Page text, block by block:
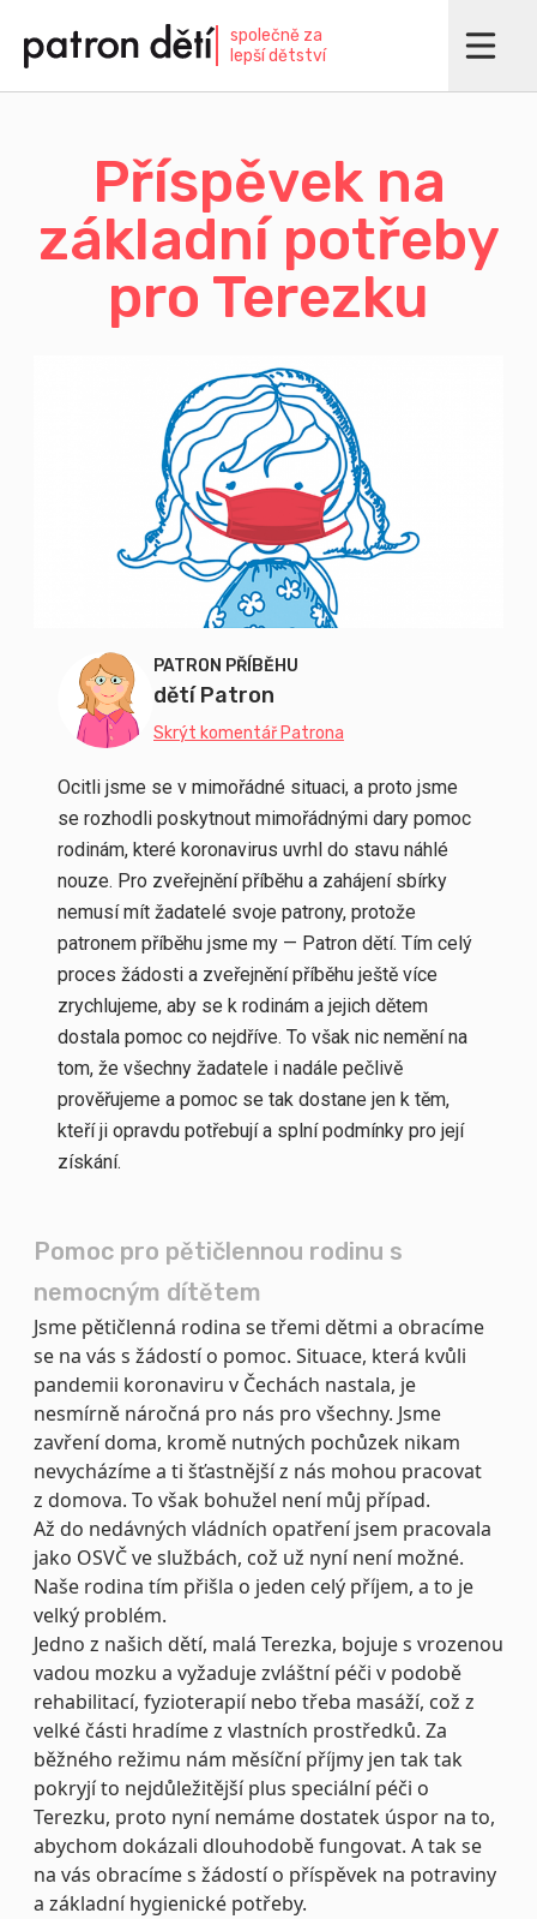
hlavnímu
obsahu
společně za
lepší dětství
Příspěvek na
základní potřeby
pro Terezku
PATRON PŘÍBĚHU
dětí Patron
Skrýt komentář Patrona
Ocitli jsme se v mimořádné situaci, a proto jsme
se rozhodli poskytnout mimořádnými dary pomoc
rodinám, které koronavirus uvrhl do stavu náhlé
nouze. Pro zveřejnění příběhu a zahájení sbírky
nemusí mít žadatelé svoje patrony, protože
patronem příběhu jsme my — Patron dětí. Tím celý
proces žádosti a zveřejnění příběhu ještě více
zrychlujeme, aby se k rodinám a jejich dětem
dostala pomoc co nejdříve. To však nic nemění na
tom, že všechny žadatele i nadále pečlivě
prověřujeme a pomoc se tak dostane jen k těm,
kteří ji opravdu potřebují a splní podmínky pro její
získání.
Pomoc pro pětičlennou rodinu s
nemocným dítětem
Jsme pětičlenná rodina se třemi dětmi a obracíme
se na vás s žádostí o pomoc. Situace, která kvůli
pandemii koronaviru v Čechách nastala, je
nesmírně náročná pro nás pro všechny. Jsme
zavření doma, kromě nutných pochůzek nikam
nevycházíme a ti šťastnější z nás mohou pracovat
z domova. To však bohužel není můj případ.
Až do nedávných vládních opatření jsem pracovala
jako OSVČ ve službách, což už nyní není možné.
Naše rodina tím přišla o jeden celý příjem, a to je
velký problém.
Jedno z našich dětí, malá Terezka, bojuje s vrozenou
vadou mozku a vyžaduje zvláštní péči v podobě
rehabilitací, fyzioterapií nebo třeba masáží, což z
velké části hradíme z vlastních prostředků. Za
běžného režimu nám měsíční příjmy jen tak tak
pokryjí to nejdůležitější plus speciální péči o
Terezku, proto nyní nemáme dostatek úspor na to,
abychom dokázali dlouhodobě fungovat. A tak se
na vás obracíme s žádostí o příspěvek na potraviny
a základní hygienické potřeby.